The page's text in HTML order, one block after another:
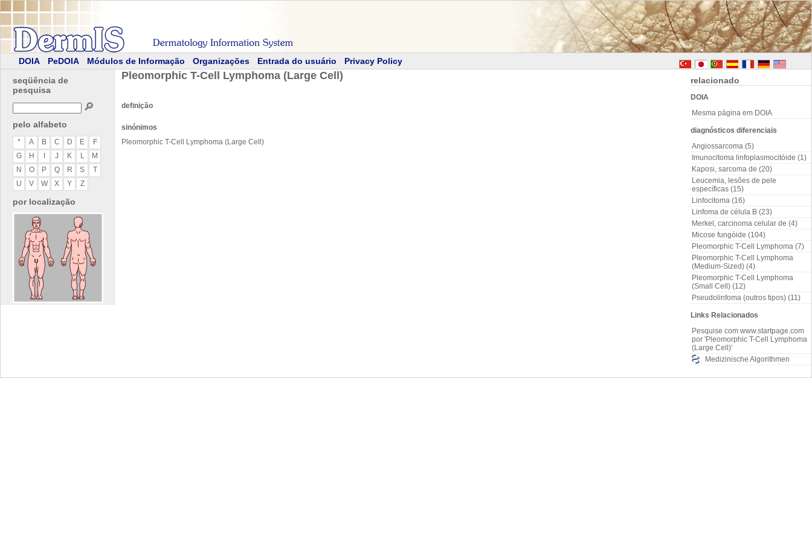
DOIA PeDOIA Módulos de Informação Organizações Entrada do usuário
Privacy Policy
seqüência de
pesquisa
🔎
pelo alfabeto
* A B C D E
F
G
H J K L
M
N
O P Q R S
T
U
V W X Y Z
por localização
relacionado
DOIA
Mesma página em DOIA
diagnósticos diferenciais
Angiossarcoma (5)
Imunocitoma linfoplasmocitóide (1)
Kaposi, sarcoma de (20)
Leucemia, lesões de pele
específicas (15)
Linfocitoma (16)
Linfoma de célula B (23)
Merkel, carcinoma celular de (4)
Micose fungóide (104)
Pleomorphic T-Cell Lymphoma (7)
Pleomorphic T-Cell Lymphoma
(Medium-Sized) (4)
Pleomorphic T-Cell Lymphoma
(Small Cell) (12)
Pseudolinfoma (outros tipos) (11)
Links Relacionados
Pesquise com www.startpage.com
por 'Pleomorphic T-Cell Lymphoma
(Large Cell)'
Medizinische Algorithmen
Pleomorphic T-Cell Lymphoma (Large Cell)
definição
sinónimos
Pleomorphic T-Cell Lymphoma (Large Cell)